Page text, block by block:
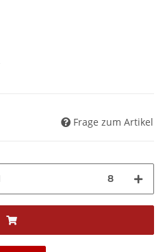
Frage zum Artikel
8